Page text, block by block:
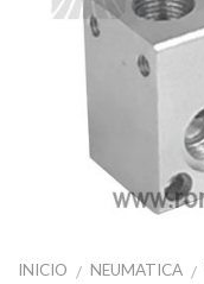
INICIO / NEUMATICA /